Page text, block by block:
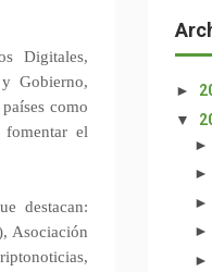
Digitales,
Gobierno,
como
el
destacan:
Asociación
►
▼
►
►
►
►
►